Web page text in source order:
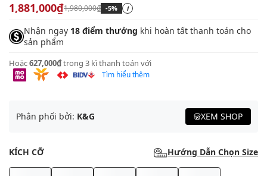
1,881,000₫1,980,000₫ -5% i
Nhận ngay 18 điểm thưởng khi hoàn tất thanh toán cho
sản phẩm
Hoặc627,000₫trong 3 kì thanh toán với
Tìm hiểu thêm
Phân phối bởi: K&G XEM SHOP
KÍCH CỠ Hướng Dẫn Chọn Size